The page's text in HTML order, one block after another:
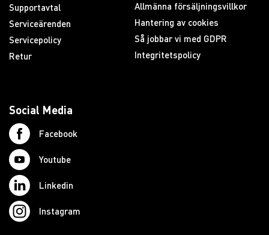
Supportavtal
Serviceärenden
Servicepolicy
Retur
Allmänna försäljningsvillkor
Hantering av cookies
Så jobbar vi med GDPR
Integritetspolicy
Social Media
Facebook
Youtube
Linkedin
Instagram